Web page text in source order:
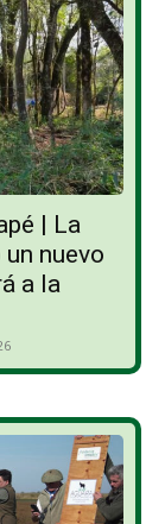
| La
nuevo
a la